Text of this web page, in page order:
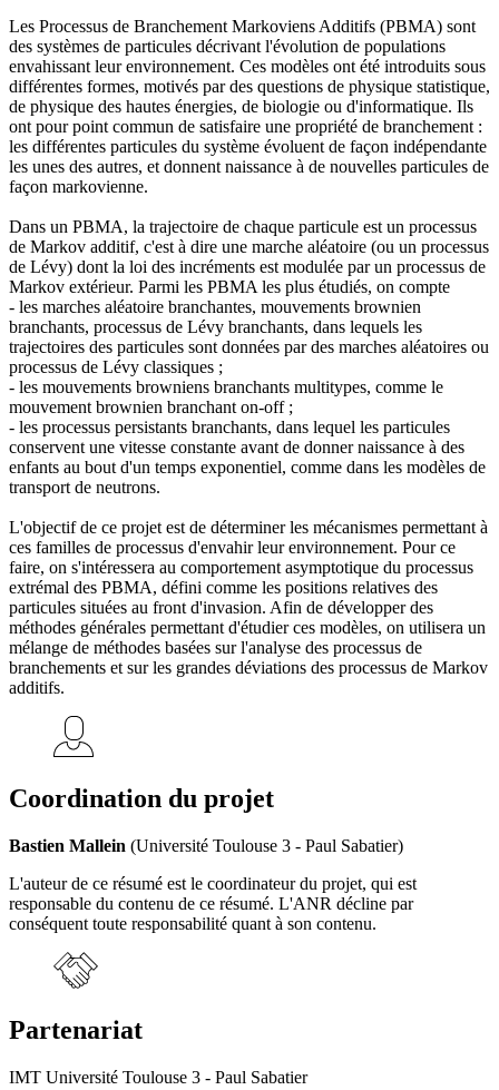
Les Processus de Branchement Markoviens Additifs (PBMA) sont
des systèmes de particules décrivant l'évolution de populations
envahissant leur environnement. Ces modèles ont été introduits sous
différentes formes, motivés par des questions de physique statistique,
de physique des hautes énergies, de biologie ou d'informatique. Ils
ont pour point commun de satisfaire une propriété de branchement :
les différentes particules du système évoluent de façon indépendante
les unes des autres, et donnent naissance à de nouvelles particules de
façon markovienne.
Dans un PBMA, la trajectoire de chaque particule est un processus
de Markov additif, c'est à dire une marche aléatoire (ou un processus
de Lévy) dont la loi des incréments est modulée par un processus de
Markov extérieur. Parmi les PBMA les plus étudiés, on compte
- les marches aléatoire branchantes, mouvements brownien
branchants, processus de Lévy branchants, dans lequels les
trajectoires des particules sont données par des marches aléatoires ou
processus de Lévy classiques ;
- les mouvements browniens branchants multitypes, comme le
mouvement brownien branchant on-off ;
- les processus persistants branchants, dans lequel les particules
conservent une vitesse constante avant de donner naissance à des
enfants au bout d'un temps exponentiel, comme dans les modèles de
transport de neutrons.
L'objectif de ce projet est de déterminer les mécanismes permettant à
ces familles de processus d'envahir leur environnement. Pour ce
faire, on s'intéressera au comportement asymptotique du processus
extrémal des PBMA, défini comme les positions relatives des
particules situées au front d'invasion. Afin de développer des
méthodes générales permettant d'étudier ces modèles, on utilisera un
mélange de méthodes basées sur l'analyse des processus de
branchements et sur les grandes déviations des processus de Markov
additifs.
Coordination du projet
Bastien Mallein (Université Toulouse 3 - Paul Sabatier)
L'auteur de ce résumé est le coordinateur du projet, qui est
responsable du contenu de ce résumé. L'ANR décline par
conséquent toute responsabilité quant à son contenu.
Partenariat
IMT Université Toulouse 3 - Paul Sabatier